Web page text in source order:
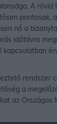
A rövid
pontosak,
nő a
időtávra
rendszer
a
az Országos